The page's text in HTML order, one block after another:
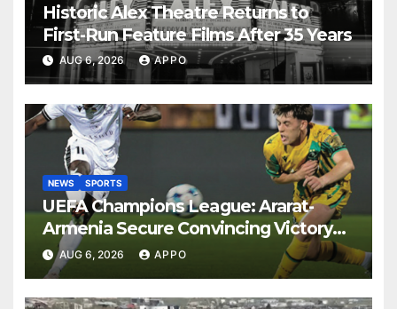
Historic Alex Theatre Returns to
First-Run Feature Films After 35 Years
AUG 6, 2026 APPO
NEWS SPORTS
UEFA Champions League: Ararat-
Armenia Secure Convincing Victory
Over Shamrock Rovers 2-0
AUG 6, 2026 APPO